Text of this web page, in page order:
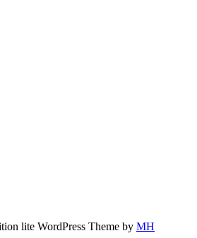
lite WordPress Theme by MH